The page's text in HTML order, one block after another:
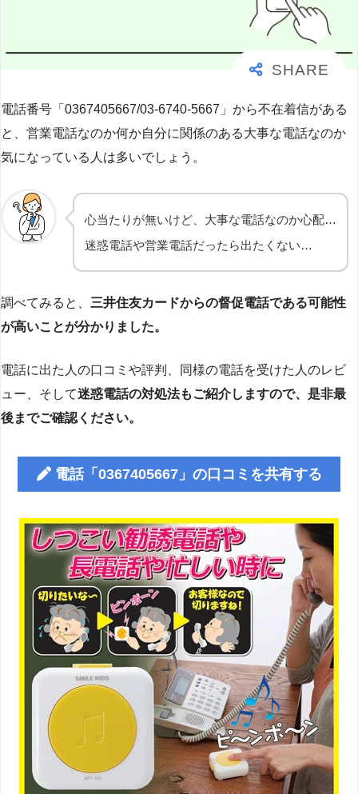
電話番号「0367405667/03-6740-5667」から不在着信がある
と、営業電話なのか何か自分に関係のある大事な電話なのか
気になっている人は多いでしょう。
心当たりが無いけど、大事な電話なのか心配…
迷惑電話や営業電話だったら出たくない…
調べてみると、 三井住友カードからの督促電話である可能性
が高いことが分かりました。
電話に出た人の口コミや評判、同様の電話を受けた人のレビ
ュー、そして迷惑電話の対処法もご紹介しますので、是非最
後までご確認ください。
電話「0367405667」の口コミを共有する